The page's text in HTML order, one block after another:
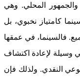
والجمهور المحلي. وهي
كامتياز نخبوي، بل
فالسينما، في عمقها
وسيلة لإعادة اكتشاف
النقدي. ولذلك فإن